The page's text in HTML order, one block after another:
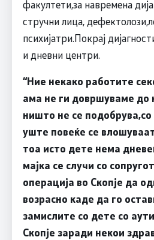
факултети,за навремена
стручни лица,
психијатри.Покрај
и дневни центри.
“Ние некако работите
ама не ги довршуваме до
ништо не се подобрува,со
уште повеќе се
тоа исто дете нема
мајка се случи со
операција во Скопје да
возрасно каде да го
замислите со дете со
Скопје заради некои